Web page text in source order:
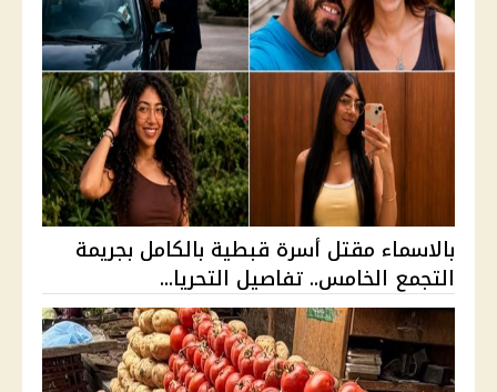
بالاسماء مقتل أسرة قبطية بالكامل بجريمة
التجمع الخامس.. تفاصيل التحريا...